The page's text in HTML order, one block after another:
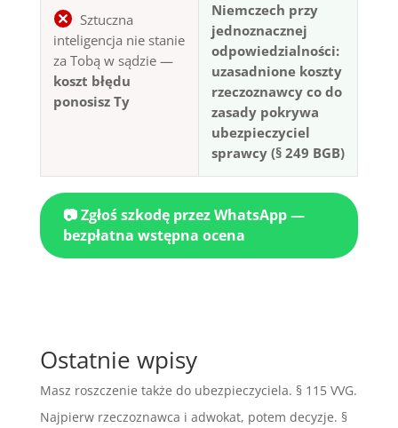
Sztuczna
inteligencja nie stanie
za Tobą w sądzie —
koszt błędu
ponosisz Ty
Niemczech przy
jednoznacznej
odpowiedzialności:
uzasadnione koszty
rzeczoznawcy co do
zasady pokrywa
ubezpieczyciel
sprawcy (§ 249 BGB)
📷 Zgłoś szkodę przez WhatsApp —
bezpłatna wstępna ocena
Ostatnie wpisy
Masz roszczenie także do ubezpieczyciela. § 115 VVG.
Najpierw rzeczoznawca i adwokat, potem decyzje. §